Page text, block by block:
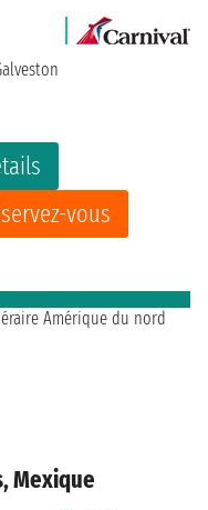
vous
Mexique